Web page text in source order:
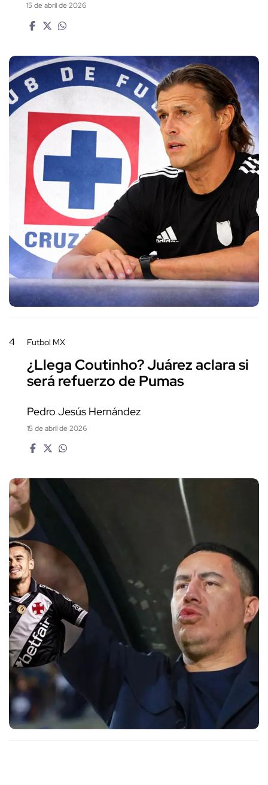
15 de abril de 2026
4 Futbol MX
¿Llega Coutinho? Juárez aclara si
será refuerzo de Pumas
Pedro Jesús Hernández
15 de abril de 2026